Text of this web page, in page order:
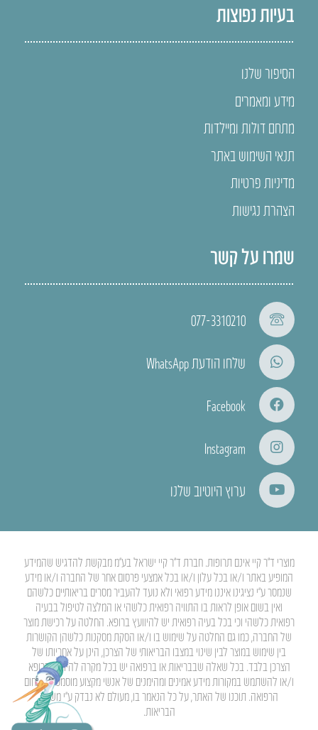
בעיות נפוצות
הסיפור שלנו
מידע ומאמרים
מתחם דולות ומיילדות
תנאי השימוש באתר
מדיניות פרטיות
הצהרת נגישות
שמרו על קשר
077-3310210
שלחו הודעת WhatsApp
Facebook
Instagram
ערוץ היוטיוב שלנו
מוצרי ד”ר קיי אינם תרופות. חברת ד”ר קיי ישראל בע”מ מבקשת להדגיש שהמידע
המופיע באתר ו/או בכל עלון ו/או בכל אמצעי פרסום אחר של החברה ו/או מידע
שנמסר ע”י נציגינו איננו מידע רפואי ולא נועד להעביר מסרים בריאותיים כלשהם
ואין בשום אופן לראות בו התוויה רפואית כלשהי או המלצה לטיפול בבעיה
רפואית כלשהי וכי בכל בעיה רפואית יש להיוועץ ברופא. החלטה על רכישת מוצר
של החברה, כמו גם החלטה על שימוש בו ו/או הסקת מסקנות כלשהן הקושרות
בין שימוש במוצר לבין שינוי במצבו הבריאותי של הצרכן, הינן על אחריותו של
הצרכן בלבד. בכל שאלה שבבריאות או ברפואה יש בכל מקרה להיוועץ ברופא
ו/או להשתמש במקורות מידע אמינים ומהימנים של אנשי מקצוע מוסמכים בתחום
הרפואה. תוכנו של האתר, על כל הנאמר בו, מעולם לא נבדק ע”י משרד
הבריאות.